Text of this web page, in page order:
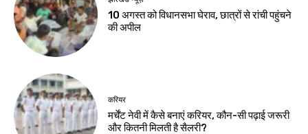
झारखंड न्यूज़
54 फीट के कांवर के
साथ 105 किमी पैदल
देवघर पहुंचे 500
कांवरिया
Birsa Bhumi Live -
August 8, 2026